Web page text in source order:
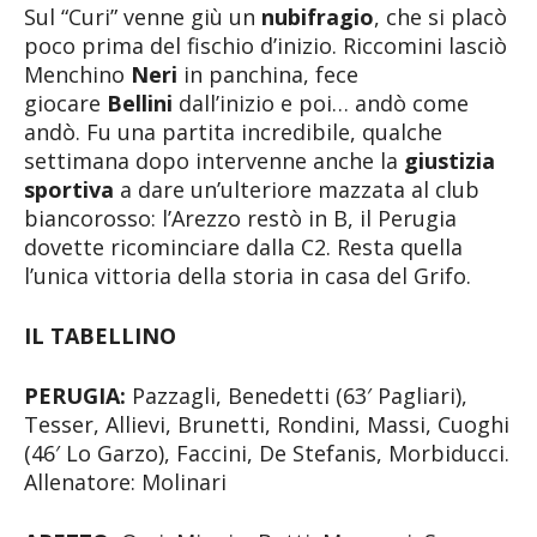
Sul “Curi” venne giù un nubifragio, che si placò
poco prima del fischio d’inizio. Riccomini lasciò
Menchino Neri in panchina, fece
giocare Bellini dall’inizio e poi… andò come
andò. Fu una partita incredibile, qualche
settimana dopo intervenne anche la giustizia
sportiva a dare un’ulteriore mazzata al club
biancorosso: l’Arezzo restò in B, il Perugia
dovette ricominciare dalla C2. Resta quella
l’unica vittoria della storia in casa del Grifo.
IL TABELLINO
PERUGIA: Pazzagli, Benedetti (63′ Pagliari),
Tesser, Allievi, Brunetti, Rondini, Massi, Cuoghi
(46′ Lo Garzo), Faccini, De Stefanis, Morbiducci.
Allenatore: Molinari